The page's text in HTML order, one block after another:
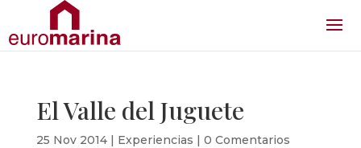
El Valle del Juguete
25 Nov 2014| Experiencias | 0 Comentarios